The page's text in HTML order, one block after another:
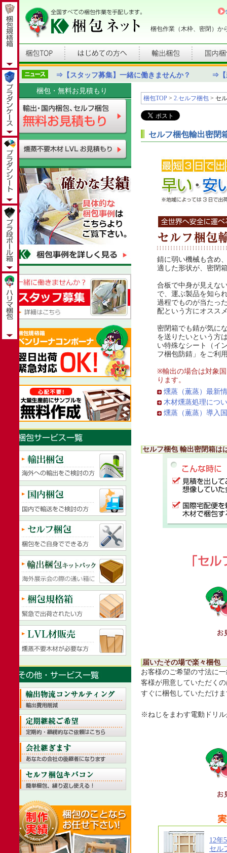
梱包作業（木枠、密閉）か
⇒【スタッフ募集】一緒に働きませんか？ ⇒【
梱包・無料お見積もり
梱包TOP > 2.セルフ梱包 > セ
セルフ梱包輸出密閉
錆に弱い機械も含め
適した形状が、密閉
合板で中身が見えな
で、運ぶ製品を知ら
過程でものが当たっ
配という方にオスス
密閉箱でも錆が気に
を送りたいという方
い特殊なシート（イ
フ梱包防錆」をご利
※輸出の場合は対象
ります。
燻蒸（薫蒸）最新
木材燻蒸処理につ
燻蒸（薫蒸）導入
セルフ梱包 輸出密閉箱は
届いたその場で楽々梱包
お客様のご希望の寸法に
客様が用意していただく
すぐに梱包していただけ
※ねじをまわす電動ドリ